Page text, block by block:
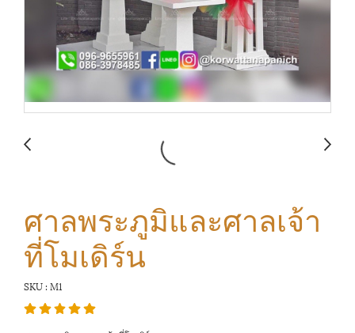
ศาลพระภูมิและศาลเจ้า
ที่โมเดิร์น
SKU : M1